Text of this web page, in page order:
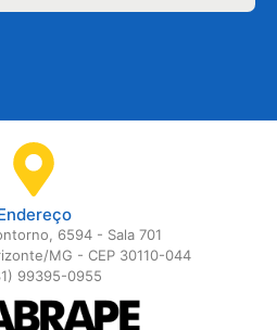
6594 - Sala 701
MG - CEP 30110-044
99395-0955